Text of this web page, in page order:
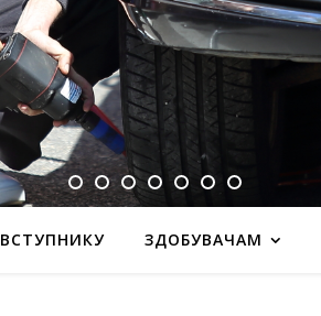
ВСТУПНИКУ ЗДОБУВАЧАМ